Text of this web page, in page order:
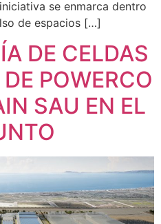
se enmarca dentro
de espacios […]
DE CELDAS
POWERCO
SAU EN EL